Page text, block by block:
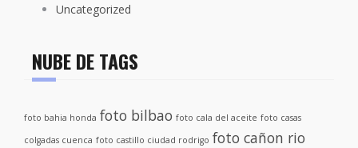
Uncategorized
NUBE DE TAGS
foto bahia honda foto bilbao foto cala del aceite foto casas
colgadas cuenca foto castillo ciudad rodrigo foto cañon rio